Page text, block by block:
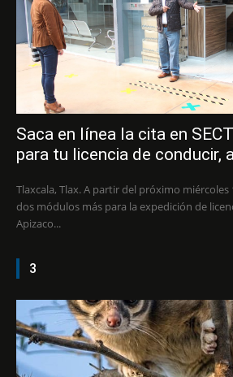
Saca en línea la cita en
para tu licencia de conducir,
Tlaxcala, Tlax. A partir del próximo miércoles
dos módulos más para la expedición de
Apizaco...
3